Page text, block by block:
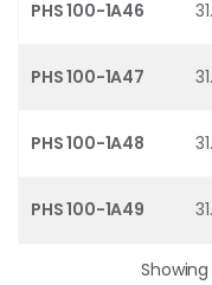
PHS 100-1A46
PHS 100-1A47
PHS 100-1A48
PHS 100-1A49